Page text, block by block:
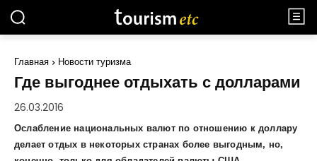
Главная Новости туризма
Где выгоднее отдыхать с долларами
26.03.2016
Ослабление национальных валют по отношению к доллару
делает отдых в некоторых странах более выгодным, но,